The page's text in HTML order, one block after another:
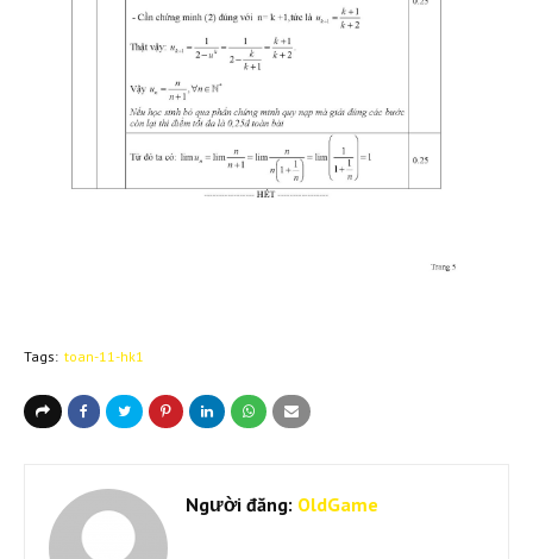
Tags: toan-11-hk1
Người đăng: OldGame